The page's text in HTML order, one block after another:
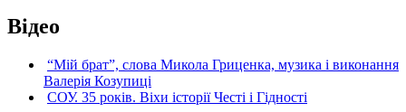
Відео
“Мій брат”, слова Микола Гриценка, музика і виконання
Валерія Козупиці
СОУ. 35 років. Віхи історії Честі і Гідності